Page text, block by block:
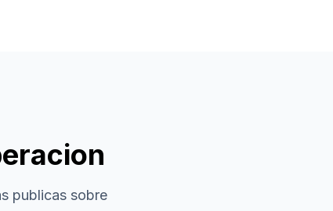
publicas sobre